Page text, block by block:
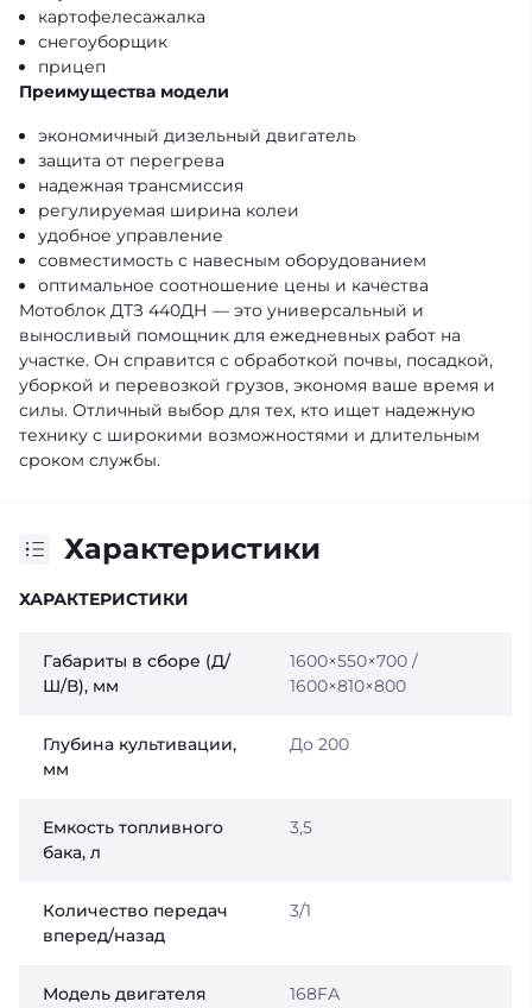
картофелесажалка
снегоуборщик
прицеп
Преимущества модели
экономичный дизельный двигатель
защита от перегрева
надежная трансмиссия
регулируемая ширина колеи
удобное управление
совместимость с навесным оборудованием
оптимальное соотношение цены и качества
Мотоблок ДТЗ 440ДН — это универсальный и
выносливый помощник для ежедневных работ на
участке. Он справится с обработкой почвы, посадкой,
уборкой и перевозкой грузов, экономя ваше время и
силы. Отличный выбор для тех, кто ищет надежную
технику с широкими возможностями и длительным
сроком службы.
Характеристики
ХАРАКТЕРИСТИКИ
Габариты в сборе (Д/
Ш/В), мм
1600×550×700 /
1600×810×800
Глубина культивации,
мм
До 200
Емкость топливного
бака, л
3,5
Количество передач
вперед/назад
3/1
Модель двигателя 168FА